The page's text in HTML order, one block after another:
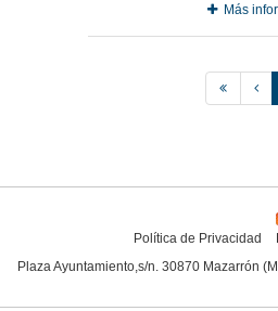
Más
Política de Privacidad
Plaza Ayuntamiento,s/n. 30870 Mazarrón